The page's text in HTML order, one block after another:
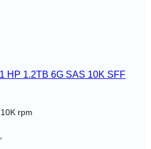
HP 1.2TB 6G SAS 10K SFF
rpm